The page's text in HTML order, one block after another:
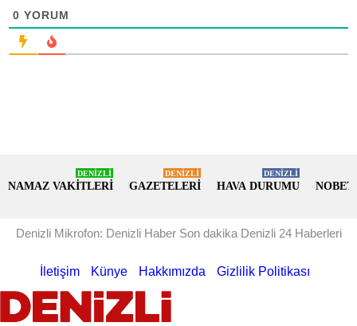
0 YORUM
NAMAZ VAKİTLERİ
DENİZLİ
GAZETELERİ
DENİZLİ
HAVA DURUMU
DENİZLİ
Denizli Mikrofon: Denizli Haber Son dakika Denizli 24 Haberleri
İletişim Künye Hakkımızda Gizlilik Politikası